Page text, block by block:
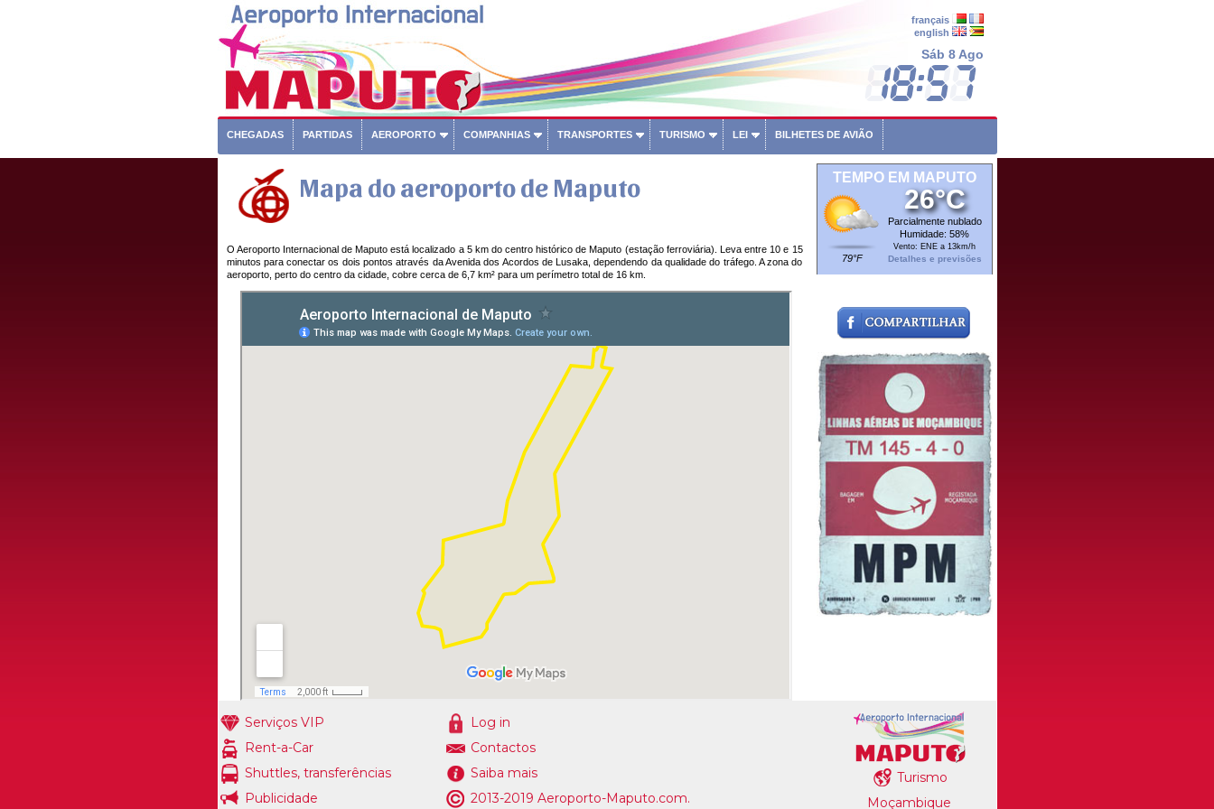
français
english
Sáb 8 Ago
CHEGADAS PARTIDAS AEROPORTO COMPANHIAS TRANSPORTES TURISMO LEI BILHETES DE AVIÃO
Mapa do aeroporto de Maputo
O Aeroporto Internacional de Maputo está localizado a 5 km do centro histórico de Maputo (estação ferroviária). Leva entre 10 e 15
minutos para conectar os dois pontos através da Avenida dos Acordos de Lusaka, dependendo da qualidade do tráfego. A zona do
aeroporto, perto do centro da cidade, cobre cerca de 6,7 km² para um perímetro total de 16 km.
TEMPO EM MAPUTO
79°F
26°C
Parcialmente nublado
Humidade: 58%
Vento: ENE a 13km/h
Detalhes e previsões
Serviços VIP
Rent-a-Car
Shuttles, transferências
Publicidade
Log in
Contactos
Saiba mais
2013-2019 Aeroporto-Maputo.com.
Turismo
Moçambique